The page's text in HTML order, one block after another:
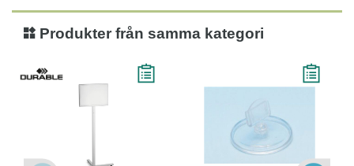
Produkter från samma kategori